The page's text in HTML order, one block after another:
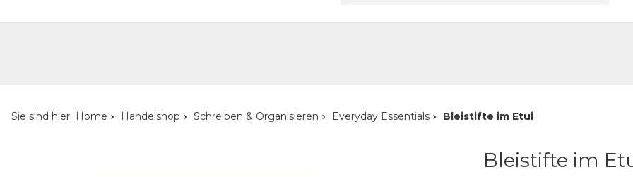
Sie sind hier: Home Handelshop Schreiben & Organisieren Everyday Essentials Bleistifte im Etui
Bleistifte im